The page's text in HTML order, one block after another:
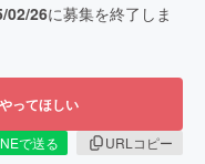
02/26に募集を終了しま
ってほしい
で送る
URLコピー